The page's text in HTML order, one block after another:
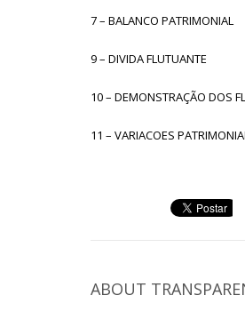
7 – BALANCO PATRIMONIAL
9 – DIVIDA FLUTUANTE
10 – DEMONSTRAÇÃO DOS
11 – VARIACOES
ABOUT